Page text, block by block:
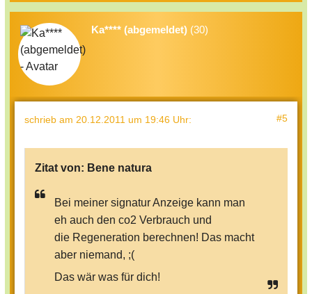
Ka**** (abgemeldet) (30)
schrieb am 20.12.2011 um 19:46 Uhr: #5
Zitat von: Bene natura
Bei meiner signatur Anzeige kann man
eh auch den co2 Verbrauch und
die Regeneration berechnen! Das macht
aber niemand, ;(
Das wär was für dich!